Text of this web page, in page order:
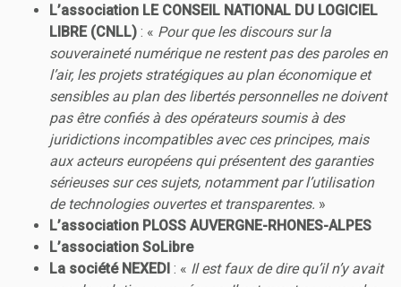
L’association LE CONSEIL NATIONAL DU LOGICIEL
LIBRE (CNLL) : « Pour que les discours sur la
souveraineté numérique ne restent pas des paroles en
l’air, les projets stratégiques au plan économique et
sensibles au plan des libertés personnelles ne doivent
pas être confiés à des opérateurs soumis à des
juridictions incompatibles avec ces principes, mais
aux acteurs européens qui présentent des garanties
sérieuses sur ces sujets, notamment par l’utilisation
de technologies ouvertes et transparentes. »
L’association PLOSS AUVERGNE-RHONES-ALPES
L’association SoLibre
La société NEXEDI : « Il est faux de dire qu’il n’y avait